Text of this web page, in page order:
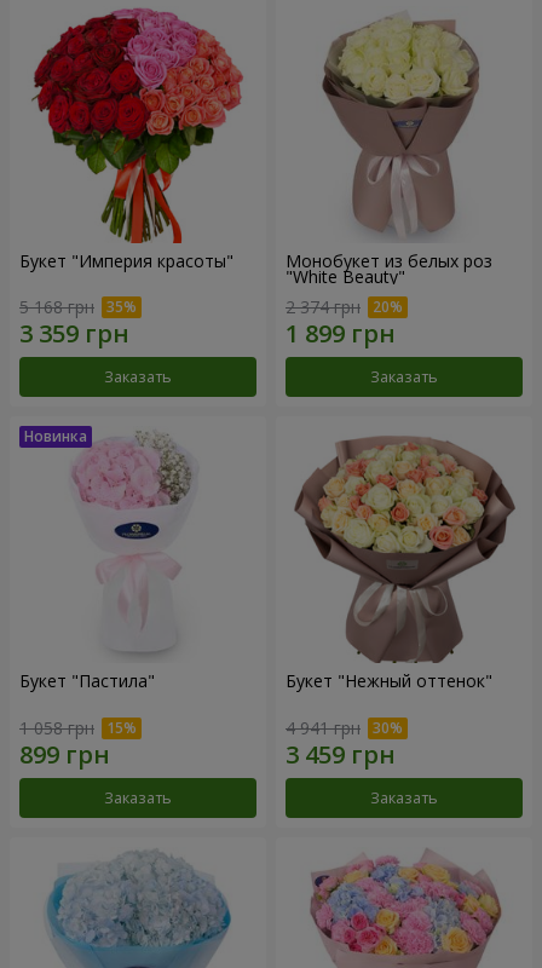
Букет "Империя красоты"
5 168 грн
Заказать
Монобукет из белых роз
"White Beauty"
2 374 грн
Заказать
Букет "Пастила"
1 058 грн
Заказать
Букет "Нежный оттенок"
4 941 грн
Заказать